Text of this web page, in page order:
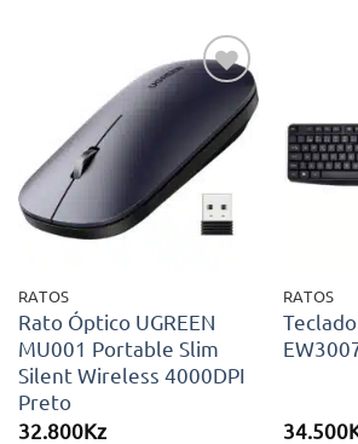
Adicionar
aos meus
desejos
RATOS
Rato Óptico UGREEN
MU001 Portable Slim
Silent Wireless 4000DPI
Preto
32.800Kz
RATOS
34.500